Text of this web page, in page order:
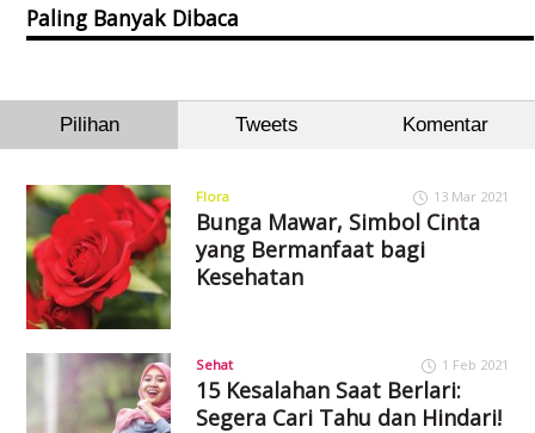
Paling Banyak Dibaca
Pilihan Tweets Komentar
Flora 13 Mar 2021
Bunga Mawar, Simbol Cinta
yang Bermanfaat bagi
Kesehatan
Sehat 1 Feb 2021
15 Kesalahan Saat Berlari:
Segera Cari Tahu dan Hindari!